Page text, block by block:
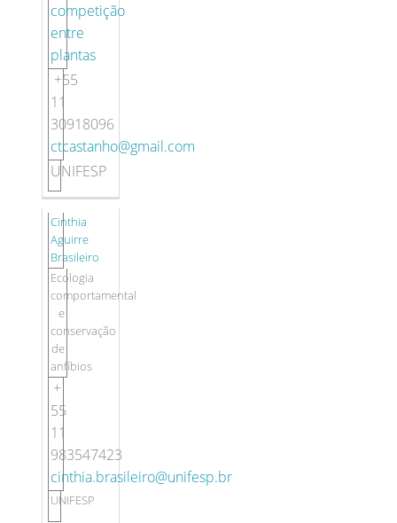
competição
entre
plantas
+55
11
30918096
ctcastanho@gmail.com
UNIFESP
Cinthia
Aguirre
Brasileiro
Ecologia
comportamental
e
conservação
de
anfíbios
+
55
11
983547423
cinthia.brasileiro@unifesp.br
UNIFESP